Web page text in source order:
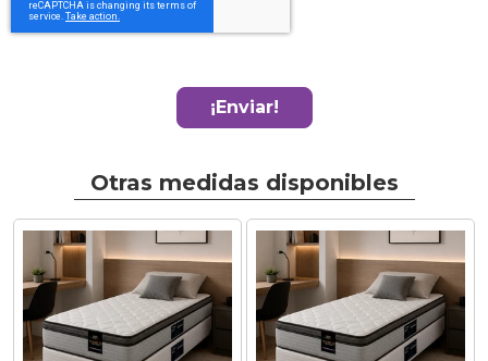
¡Enviar!
Otras medidas disponibles